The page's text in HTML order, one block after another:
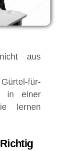
aus
für-
in einer
lernen